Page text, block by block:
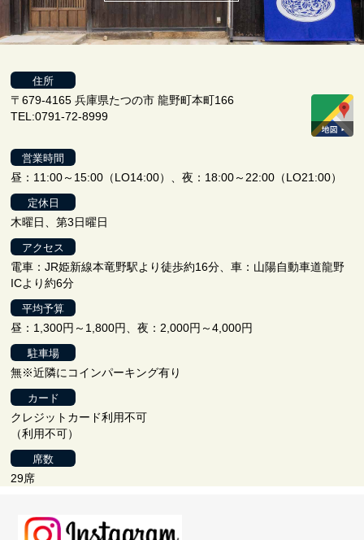
住所
〒679-4165 兵庫県たつの市 龍野町本町166
TEL:0791-72-8999
営業時間
昼：11:00～15:00（LO14:00）、夜：18:00～22:00（LO21:00）
定休日
木曜日、第3日曜日
アクセス
電車：JR姫新線本竜野駅より徒歩約16分、車：山陽自動車道龍野
ICより約6分
平均予算
昼：1,300円～1,800円、夜：2,000円～4,000円
駐車場
無※近隣にコインパーキング有り
カード
クレジットカード利用不可
（利用不可）
席数
29席